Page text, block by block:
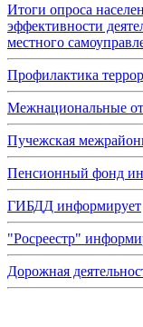
Итоги опроса
эффективности
местного
Профилактика
Межнациональные
Пучежская
Пенсионный фонд
ГИБДД информирует
"Росреестр"
Дорожная